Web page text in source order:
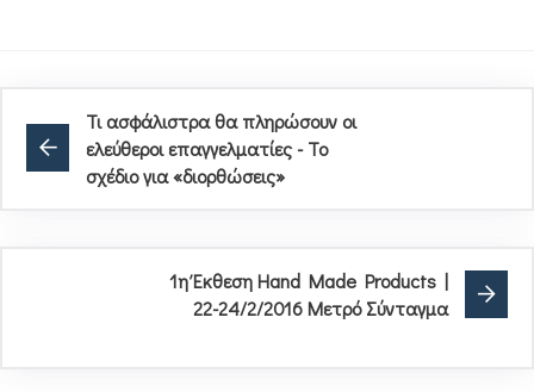
Τι ασφάλιστρα θα πληρώσουν οι
ελεύθεροι επαγγελματίες - Το
σχέδιο για «διορθώσεις»
1η Έκθεση Hand Made Products |
22-24/2/2016 Μετρό Σύνταγμα